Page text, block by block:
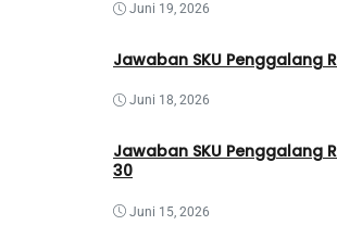
Juni 19, 2026
Jawaban SKU Penggalang
Juni 18, 2026
Jawaban SKU Penggalang
30
Juni 15, 2026